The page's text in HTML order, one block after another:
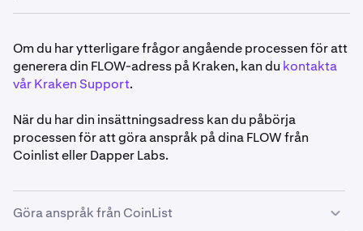
Om du inte redan har ett Kraken-konto,
skapa ett
Kraken-konto.
2
När du har ditt Kraken-konto, logga in på ditt konto
3 Klicka sedan påDeposit.
5 Slutligen klickar du påGenerate deposit address
Om du har ytterligare frågor angående processen för att
generera din FLOW-adress på Kraken, kan du kontakta
vår Kraken Support.
När du har din insättningsadress kan du påbörja
processen för att göra anspråk på dina FLOW från
Coinlist eller Dapper Labs.
Göra anspråk från CoinList